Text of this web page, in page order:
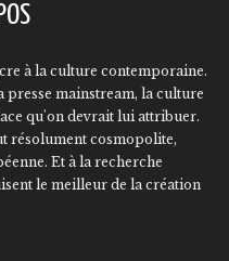
à la culture contemporaine.
presse mainstream, la culture
qu'on devrait lui attribuer.
résolument cosmopolite,
Et à la recherche
le meilleur de la création